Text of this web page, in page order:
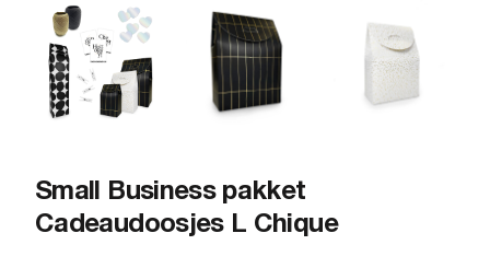
Small Business pakket
Cadeaudoosjes L Chique